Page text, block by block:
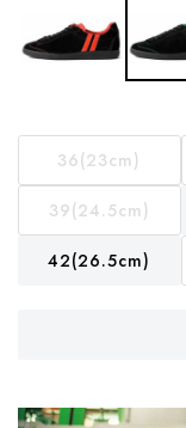
36(23cm)
39(24.5cm)
42(26.5cm)